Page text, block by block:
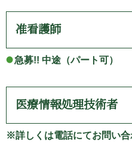
准看護師
急募!! 中途（パート可）
医療情報処理技術者
※詳しくは電話にてお問い合